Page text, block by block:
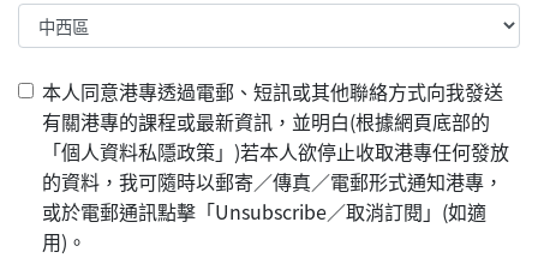
本人同意港專透過電郵、短訊或其他聯絡方式向我發送
有關港專的課程或最新資訊，並明白(根據網頁底部的
「個人資料私隱政策」)若本人欲停止收取港專任何發放
的資料，我可隨時以郵寄／傳真／電郵形式通知港專，
或於電郵通訊點擊「Unsubscribe／取消訂閱」(如適
用)。